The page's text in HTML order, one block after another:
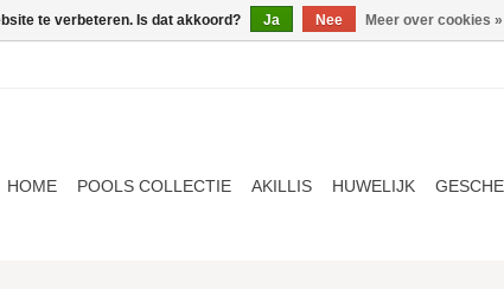
HOME POOLS COLLECTIE AKILLIS HUWELIJK
te verbeteren. Is dat akkoord? Ja Nee Meer over cookies »